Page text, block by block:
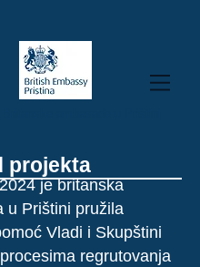
projekta
je britanska
u Prištini pružila
Vladi i Skupštini
regrutovanja